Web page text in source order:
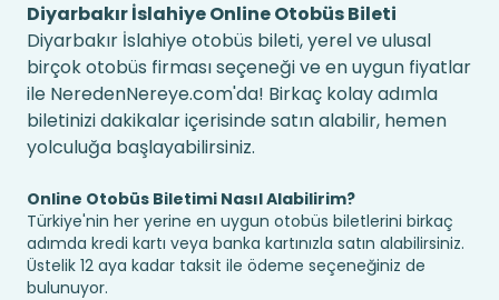
Diyarbakır İslahiye Online Otobüs Bileti
Diyarbakır İslahiye otobüs bileti, yerel ve ulusal
birçok otobüs firması seçeneği ve en uygun fiyatlar
ile NeredenNereye.com'da! Birkaç kolay adımla
biletinizi dakikalar içerisinde satın alabilir, hemen
yolculuğa başlayabilirsiniz.
Online Otobüs Biletimi Nasıl Alabilirim?
Türkiye'nin her yerine en uygun otobüs biletlerini birkaç
adımda kredi kartı veya banka kartınızla satın alabilirsiniz.
Üstelik 12 aya kadar taksit ile ödeme seçeneğiniz de
bulunuyor.